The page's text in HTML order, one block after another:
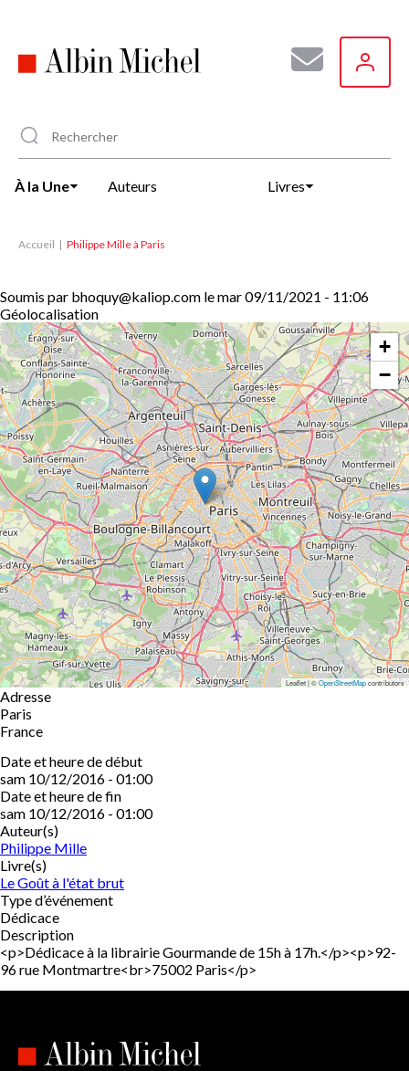
principal
À la Une Auteurs Livres
Accueil Philippe Mille à Paris
Soumis par bhoquy@kaliop.com lemar 09/11/2021 - 11:06
Géolocalisation
+
−
Leaflet | ©OpenStreetMapcontributors
Adresse
Paris
France
Date et heure de début
sam 10/12/2016 - 01:00
Date et heure de fin
sam 10/12/2016 - 01:00
Auteur(s)
Philippe Mille
Livre(s)
Le Goût à l'état brut
Type d’événement
Dédicace
Description
<p>Dédicace à la librairie Gourmande de 15h à 17h.</p><p>92-
96 rue Montmartre<br>75002 Paris</p>